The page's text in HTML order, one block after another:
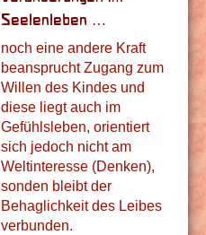
Seelenleben …
noch eine andere Kraft
beansprucht Zugang zum
Willen des Kindes und
diese liegt auch im
Gefühlsleben, orientiert
sich jedoch nicht am
Weltinteresse (Denken),
sonden bleibt der
Behaglichkeit des Leibes
verbunden.